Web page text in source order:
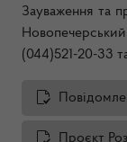
Зауваження та
(044)521-20-33
Проєкт